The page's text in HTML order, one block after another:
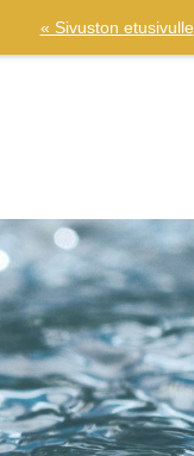
« Sivuston etusivulle